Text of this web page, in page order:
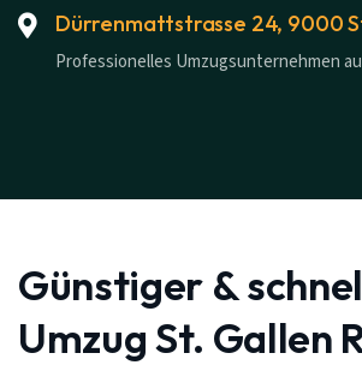
Dürrenmattstrasse 24, 9000
Professionelles Umzugsunternehmen
Günstiger &
Umzug St. Gallen